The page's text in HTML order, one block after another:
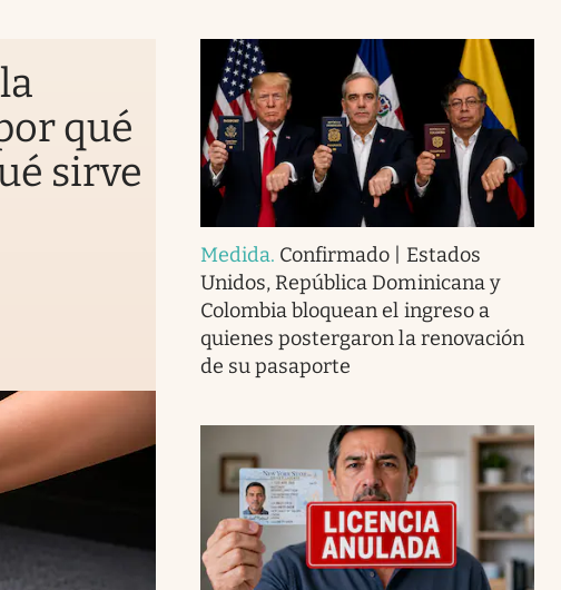
qué
sirve
Medida. Confirmado | Estados
Unidos, República Dominicana y
Colombia bloquean el ingreso a
quienes postergaron la renovación
de su pasaporte